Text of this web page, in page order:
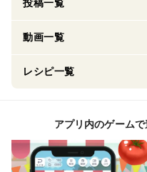
投稿一覧
動画一覧
レシピ一覧
アプリ内のゲーム